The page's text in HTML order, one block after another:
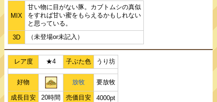
MIX
甘い物に目がない豚。カブトムシの真似
をすれば甘い蜜をもらえるかもしれない
と思っている。
3D
（未登場or未記入）
レア度 ★4 子ぶた色 うり坊
好物 放牧 要放牧
成長目安 20時間 売価目安 4000pt